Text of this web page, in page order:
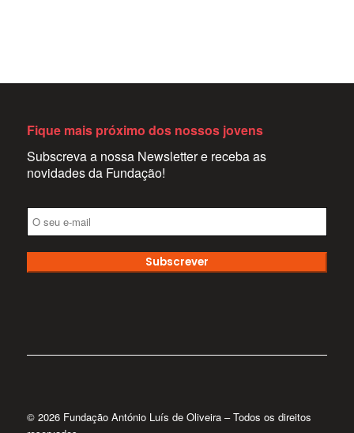
Fique mais próximo dos nossos jovens
Subscreva a nossa Newsletter e receba as
novidades da Fundação!
Subscrever
© 2026 Fundação António Luís de Oliveira – Todos os direitos